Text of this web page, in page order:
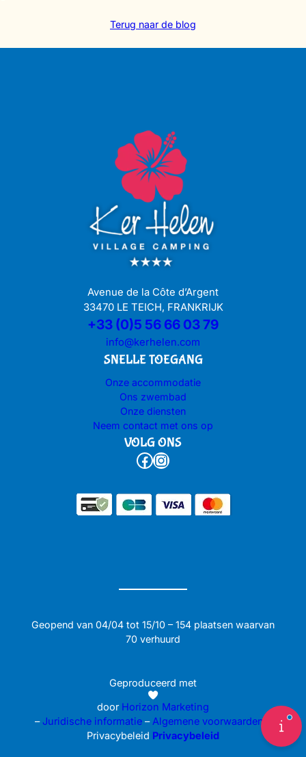
Terug naar de blog
Avenue de la Côte d’Argent
33470 LE TEICH, FRANKRIJK
+33 (0)5 56 66 03 79
info@kerhelen.com
SNELLE TOEGANG
Onze accommodatie
Ons zwembad
Onze diensten
Neem contact met ons op
VOLG ONS
Facebook Instagram
Geopend van 04/04 tot 15/10 – 154 plaatsen waarvan
70 verhuurd
Geproduceerd met
door Horizon Marketing
–Juridische informatie – Algemene voorwaarden
Privacybeleid Privacybeleid